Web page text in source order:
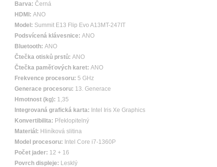
Barva: Černá
HDMI: ANO
Model: Summit E13 Flip Evo A13MT-247IT
Podsvícená klávesnice: ANO
Bluetooth: ANO
Čtečka otisků prstů: ANO
Čtečka paměťových karet: ANO
Frekvence procesoru: 5 GHz
Generace procesoru: 13. Generace
Hmotnost (kg): 1,35
Integrovaná grafická karta: Intel Iris Xe Graphics
Konvertibilita: Překlopitelný
Materiál: Hliníková slitina
Model procesoru: Intel Core i7-1360P
Počet jader: 12 + 16
Povrch displeje: Lesklý